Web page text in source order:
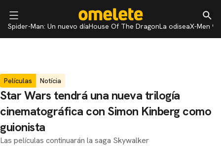
Spider-Man: Un nuevo díaHouse Of The DragonLa odiseaX-Men 97
Películas Notícia
Star Wars tendrá una nueva trilogía
cinematográfica con Simon Kinberg como
guionista
Las películas continuarán la saga Skywalker